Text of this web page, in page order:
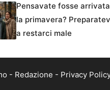
Pensavate fosse arrivata
la primavera?
a restarci male
- Redazione - Privacy